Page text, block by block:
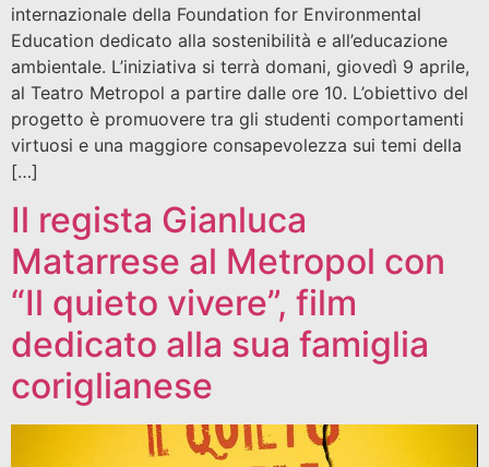
internazionale della Foundation for Environmental
Education dedicato alla sostenibilità e all’educazione
ambientale. L’iniziativa si terrà domani, giovedì 9 aprile,
al Teatro Metropol a partire dalle ore 10. L’obiettivo del
progetto è promuovere tra gli studenti comportamenti
virtuosi e una maggiore consapevolezza sui temi della
[…]
Il regista Gianluca
Matarrese al Metropol con
“Il quieto vivere”, film
dedicato alla sua famiglia
coriglianese